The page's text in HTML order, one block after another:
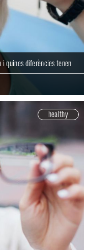
i quines diferències tenen
healthy